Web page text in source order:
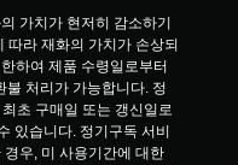
가치가 현저히 감소하기
따라 재화의 가치가 손상되
하여 제품 수령일로부터
불 처리가 가능합니다. 정
초 구매일 또는 갱신일로
있습니다. 정기구독 서비
우, 미 사용기간에 대한